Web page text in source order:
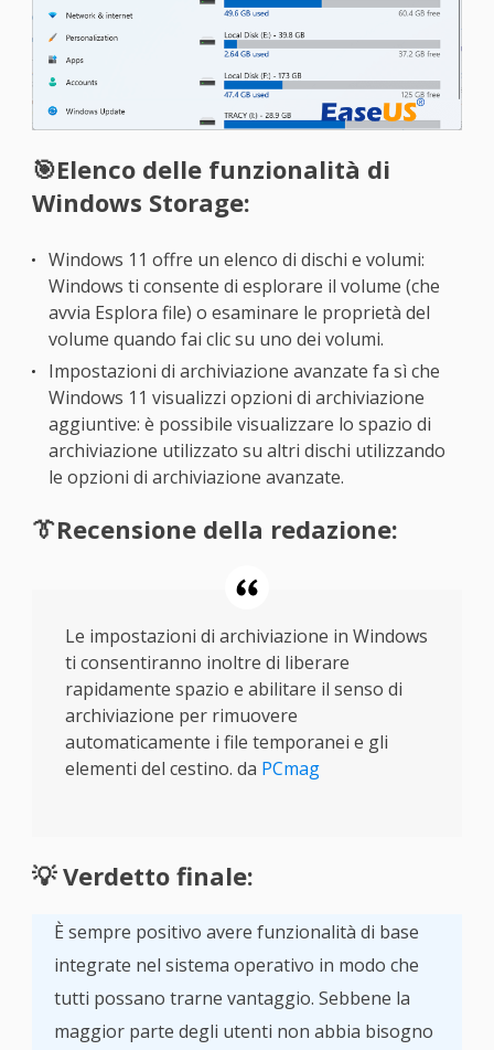
🎯Elenco delle funzionalità di
Windows Storage:
Windows 11 offre un elenco di dischi e volumi:
Windows ti consente di esplorare il volume (che
avvia Esplora file) o esaminare le proprietà del
volume quando fai clic su uno dei volumi.
Impostazioni di archiviazione avanzate fa sì che
Windows 11 visualizzi opzioni di archiviazione
aggiuntive: è possibile visualizzare lo spazio di
archiviazione utilizzato su altri dischi utilizzando
le opzioni di archiviazione avanzate.
👔Recensione della redazione:
Le impostazioni di archiviazione in Windows
ti consentiranno inoltre di liberare
rapidamente spazio e abilitare il senso di
archiviazione per rimuovere
automaticamente i file temporanei e gli
elementi del cestino. da PCmag
💡 Verdetto finale:
È sempre positivo avere funzionalità di base
integrate nel sistema operativo in modo che
tutti possano trarne vantaggio. Sebbene la
maggior parte degli utenti non abbia bisogno